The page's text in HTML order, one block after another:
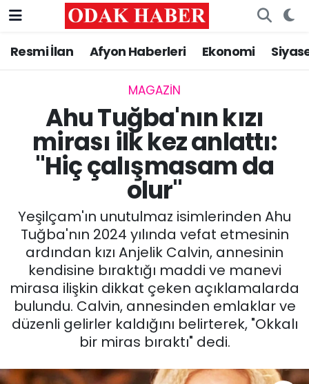
Resmi İlan Afyon Haberleri Ekonomi
MAGAZİN
Ahu Tuğba'nın kızı
mirası ilk kez anlattı:
"Hiç çalışmasam da
olur"
Yeşilçam'ın unutulmaz isimlerinden Ahu
Tuğba'nın 2024 yılında vefat etmesinin
ardından kızı Anjelik Calvin, annesinin
kendisine bıraktığı maddi ve manevi
mirasa ilişkin dikkat çeken açıklamalarda
bulundu. Calvin, annesinden emlaklar ve
düzenli gelirler kaldığını belirterek, "Okkalı
bir miras bıraktı" dedi.
AFYONKARAHİSAR HABERLERİ
ASAYİŞ
GÜNCEL
EĞİTİM
MAGAZİN
SAĞLIK
SPOR
11:11 MANŞET
Nöbetçi Eczaneler
Trafik Durumu
Süper Lig Puan Durumu ve Fikstür
Tüm Manşetler
Son Dakika Haberleri
Haber Arşivi